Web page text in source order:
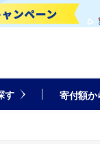
す 寄付額か